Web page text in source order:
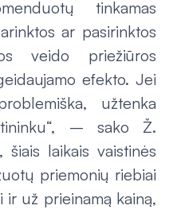
tinkamas
ar pasirinktos
veido priežiūros
efekto. Jei
užtenka
– sako Ž.
šiais laikais vaistinės
priemonių riebiai
už prieinamą kainą,